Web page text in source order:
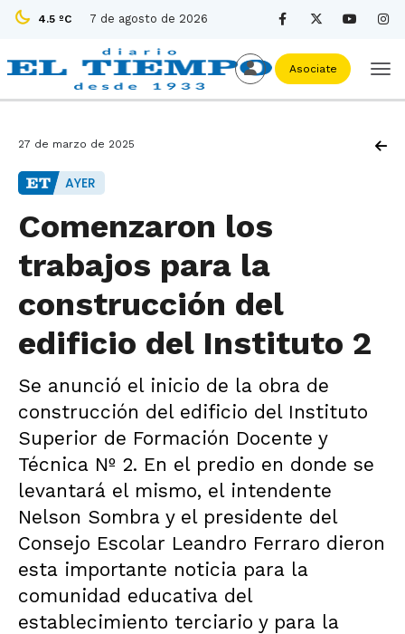
4.5 ºC 7 de agosto de 2026
Asociate
27 de marzo de 2025
AYER
Comenzaron los
trabajos para la
construcción del
edificio del Instituto 2
Se anunció el inicio de la obra de
construcción del edificio del Instituto
Superior de Formación Docente y
Técnica Nº 2. En el predio en donde se
levantará el mismo, el intendente
Nelson Sombra y el presidente del
Consejo Escolar Leandro Ferraro dieron
esta importante noticia para la
comunidad educativa del
establecimiento terciario y para la